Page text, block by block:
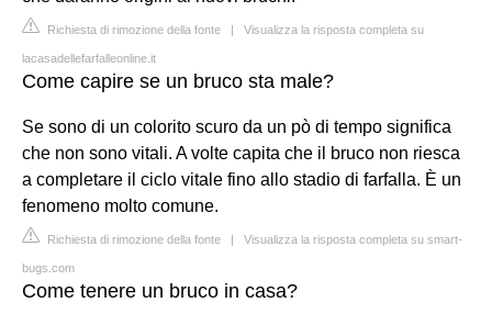
Richiesta di rimozione della fonte | Visualizza la risposta completa su
lacasadellefarfalleonline.it
Come capire se un bruco sta male?
Se sono di un colorito scuro da un pò di tempo significa
che non sono vitali. A volte capita che il bruco non riesca
a completare il ciclo vitale fino allo stadio di farfalla. È un
fenomeno molto comune.
Richiesta di rimozione della fonte | Visualizza la risposta completa su smart-
bugs.com
Come tenere un bruco in casa?